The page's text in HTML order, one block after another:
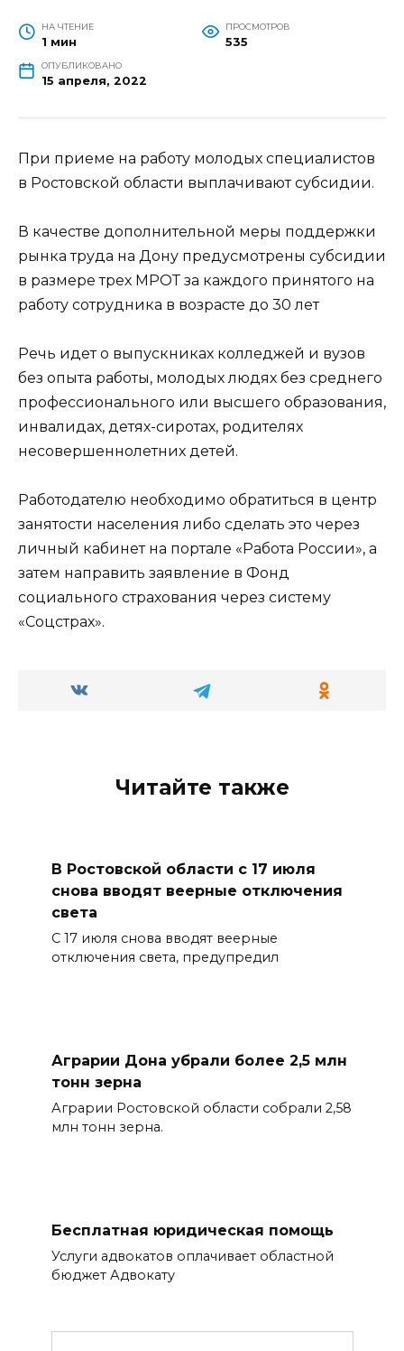
НА ЧТЕНИЕ
1 мин
ПРОСМОТРОВ
535
ОПУБЛИКОВАНО
15 апреля, 2022
При приеме на работу молодых специалистов
в Ростовской области выплачивают субсидии.
В качестве дополнительной меры поддержки
рынка труда на Дону предусмотрены субсидии
в размере трех МРОТ за каждого принятого на
работу сотрудника в возрасте до 30 лет
Речь идет о выпускниках колледжей и вузов
без опыта работы, молодых людях без среднего
профессионального или высшего образования,
инвалидах, детях-сиротах, родителях
несовершеннолетних детей.
Работодателю необходимо обратиться в центр
занятости населения либо сделать это через
личный кабинет на портале «Работа России», а
затем направить заявление в Фонд
социального страхования через систему
«Соцстрах».
Читайте также
В Ростовской области с 17 июля
снова вводят веерные отключения
света
С 17 июля снова вводят веерные
отключения света, предупредил
Аграрии Дона убрали более 2,5 млн
тонн зерна
Аграрии Ростовской области собрали 2,58
млн тонн зерна.
Бесплатная юридическая помощь
Услуги адвокатов оплачивает областной
бюджет Адвокату